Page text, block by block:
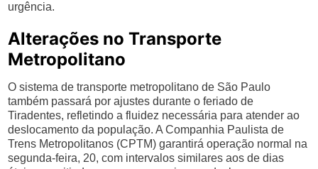
urgência.
Alterações no Transporte
Metropolitano
O sistema de transporte metropolitano de São Paulo
também passará por ajustes durante o feriado de
Tiradentes, refletindo a fluidez necessária para atender ao
deslocamento da população. A Companhia Paulista de
Trens Metropolitanos (CPTM) garantirá operação normal na
segunda-feira, 20, com intervalos similares aos de dias